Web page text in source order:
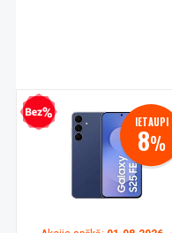
kredīts IETAUPI
8%